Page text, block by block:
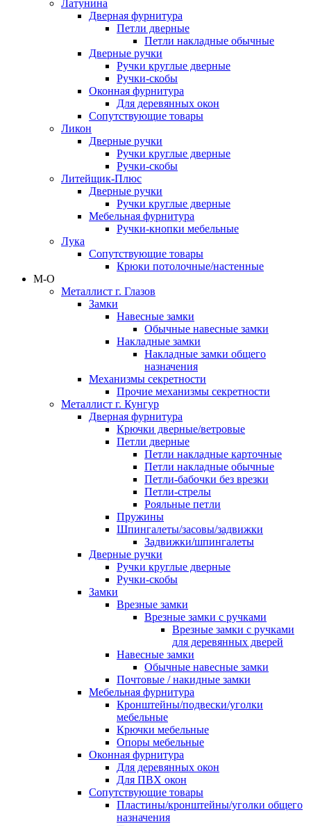
Латунина
Дверная фурнитура
Петли дверные
Петли накладные обычные
Дверные ручки
Ручки круглые дверные
Ручки-скобы
Оконная фурнитура
Для деревянных окон
Сопутствующие товары
Ликон
Дверные ручки
Ручки круглые дверные
Ручки-скобы
Литейщик-Плюс
Дверные ручки
Ручки круглые дверные
Мебельная фурнитура
Ручки-кнопки мебельные
Лука
Сопутствующие товары
Крюки потолочные/настенные
М-О
Металлист г. Глазов
Замки
Навесные замки
Обычные навесные замки
Накладные замки
Накладные замки общего
назначения
Механизмы секретности
Прочие механизмы секретности
Металлист г. Кунгур
Дверная фурнитура
Крючки дверные/ветровые
Петли дверные
Петли накладные карточные
Петли накладные обычные
Петли-бабочки без врезки
Петли-стрелы
Рояльные петли
Пружины
Шпингалеты/засовы/задвижки
Задвижки/шпингалеты
Дверные ручки
Ручки круглые дверные
Ручки-скобы
Замки
Врезные замки
Врезные замки с ручками
Врезные замки с ручками
для деревянных дверей
Навесные замки
Обычные навесные замки
Почтовые / накидные замки
Мебельная фурнитура
Кронштейны/подвески/уголки
мебельные
Крючки мебельные
Опоры мебельные
Оконная фурнитура
Для деревянных окон
Для ПВХ окон
Сопутствующие товары
Пластины/кронштейны/уголки общего
назначения